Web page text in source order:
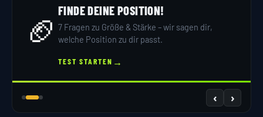
🏈
FINDE DEINE POSITION!
7 Fragen zu Größe & Stärke – wir sagen dir,
welche Position zu dir passt.
TEST STARTEN →
‹ ›